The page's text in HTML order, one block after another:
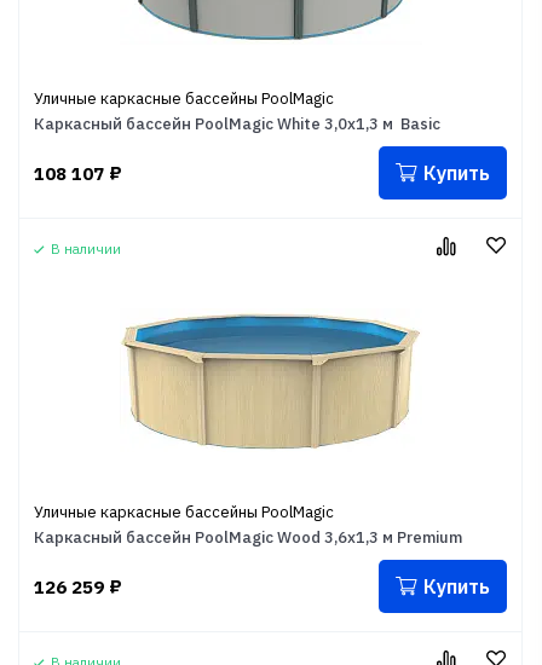
Уличные каркасные бассейны PoolMagic
Каркасный бассейн PoolMagic White 3,0x1,3 м Basic
108 107 ₽ Купить
В наличии
Уличные каркасные бассейны PoolMagic
Каркасный бассейн PoolMagic Wood 3,6х1,3 м Premium
126 259 ₽ Купить